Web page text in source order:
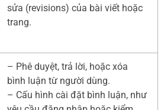
sửa (revisions) của bài viết hoặc
trang.
– Phê duyệt, trả lời, hoặc xóa
bình luận từ người dùng.
– Cấu hình cài đặt bình luận, như